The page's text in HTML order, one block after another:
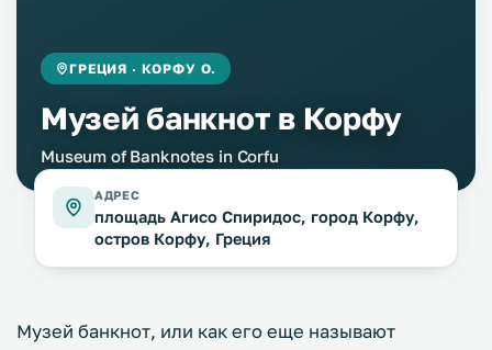
ГРЕЦИЯ · КОРФУ О.
Музей банкнот в Корфу
Museum of Banknotes in Corfu
АДРЕС
площадь Агисо Спиридос, город Корфу,
остров Корфу, Греция
Музей банкнот, или как его еще называют